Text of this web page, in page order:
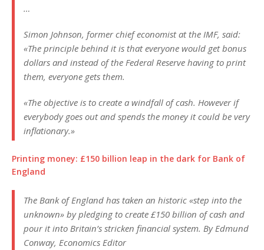
…
Simon Johnson, former chief economist at the IMF, said:
«The principle behind it is that everyone would get bonus
dollars and instead of the Federal Reserve having to print
them, everyone gets them.
«The objective is to create a windfall of cash. However if
everybody goes out and spends the money it could be very
inflationary.»
Printing money: £150 billion leap in the dark for Bank of
England
The Bank of England has taken an historic «step into the
unknown» by pledging to create £150 billion of cash and
pour it into Britain’s stricken financial system. By Edmund
Conway, Economics Editor